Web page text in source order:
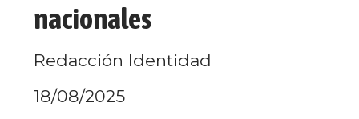
nacionales
18/08/2025
Redacción Identidad